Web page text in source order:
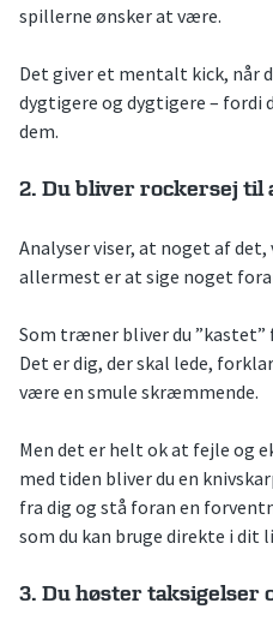
spillerne ønsker at være.
Det giver et mentalt kick, når
dygtigere og dygtigere – fordi
dem.
2. Du bliver rockersej til
Analyser viser, at noget af
allermest er at sige noget
Som træner bliver du
Det er dig, der skal lede,
være en smule skræmmende.
Men det er helt ok at fejle og
med tiden bliver du en
fra dig og stå foran en
som du kan bruge direkte i dit
3. Du høster taksigelser